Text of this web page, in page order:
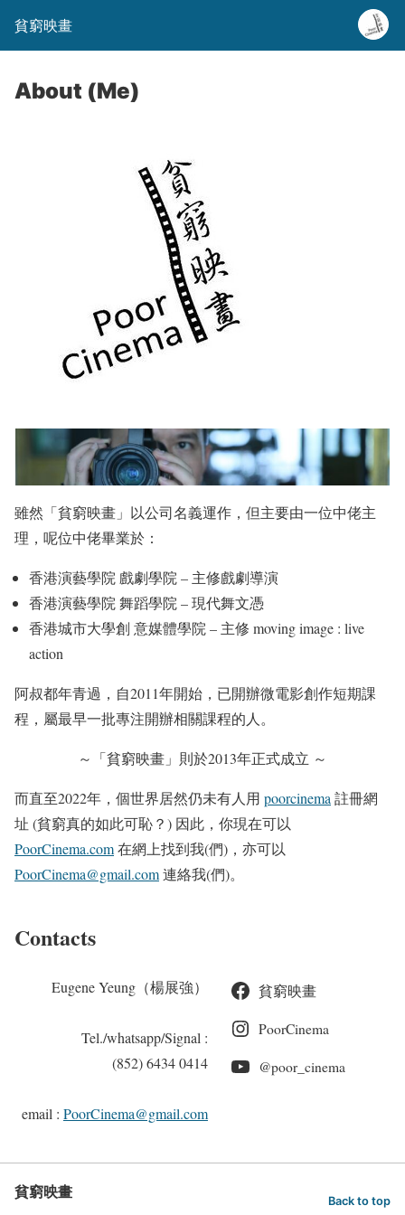
貧窮映畫
About (Me)
雖然「貧窮映畫」以公司名義運作，但主要由一位中佬主
理，呢位中佬畢業於：
香港演藝學院 戲劇學院 – 主修戲劇導演
香港演藝學院 舞蹈學院 – 現代舞文憑
香港城市大學創 意媒體學院 – 主修 moving image : live
action
阿叔都年青過，自2011年開始，已開辦微電影創作短期課
程，屬最早一批專注開辦相關課程的人。
～「貧窮映畫」則於2013年正式成立 ～
而直至2022年，個世界居然仍未有人用 poorcinema 註冊網
址 (貧窮真的如此可恥？) 因此，你現在可以
PoorCinema.com在網上找到我(們)，亦可以
PoorCinema@gmail.com連絡我(們)。
Contacts
Eugene Yeung（楊展強）
Tel./whatsapp/Signal :
(852) 6434 0414
email : PoorCinema@gmail.com
貧窮映畫
PoorCinema
@poor_cinema
貧窮映畫 Back to top